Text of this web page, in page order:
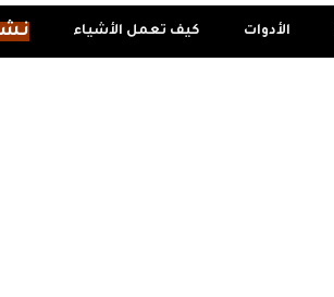
الأدوات كيف تعمل الأشياء